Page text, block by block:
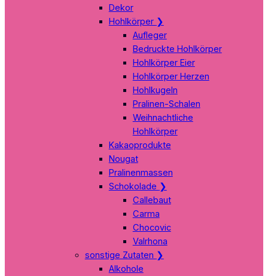
Dekor
Hohlkörper ❯
Aufleger
Bedruckte Hohlkörper
Hohlkörper Eier
Hohlkörper Herzen
Hohlkugeln
Pralinen-Schalen
Weihnachtliche
Hohlkörper
Kakaoprodukte
Nougat
Pralinenmassen
Schokolade ❯
Callebaut
Carma
Chocovic
Valrhona
sonstige Zutaten ❯
Alkohole